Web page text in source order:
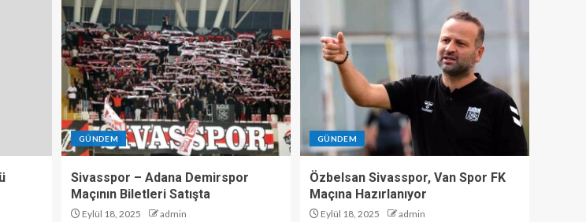
GÜNDEM
Sivasspor – Adana Demirspor
Maçının Biletleri Satışta
Eylül 18, 2025 admin
GÜNDEM
Özbelsan Sivasspor, Van Spor FK
Maçına Hazırlanıyor
Eylül 18, 2025 admin